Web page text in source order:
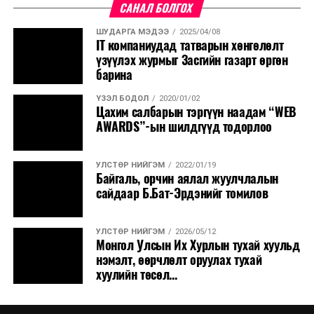
уламжлал ёсоор Сар шинийн баярын дараа хаврын
улиралд хүүхдүүд морио унаад уралддаг жишиг бий.
Угтаа хаврын уралдаан нь нэг талаараа аялал
жуулчлалыг дэмжих чухал ач холбогдолтой байсан.
Гадаад, дотоодын жуулчид ирэхэд бидний онцлон
үзүүлдэг гол өв соёлын нэг нь морин уралдаан юм.
Үүнийг дагаад монголчуудын дээл хувцасны соёл, эд
хэрэглэл, ахуй зан заншил зэрэг олон соёлыг жуулчид
боломжтой байсан” гэсэн юм.
Монгол Улсын Тод манлай уяач Н.Даш-Өлзий “Морин
уралдааныг бид санаачилж зохиогоогүй. Бидний өвөг
дээдэс 2000 гаруй жилийн тэртээгээс зохиож
түүнийгээ хөгжүүлж, хойч үедээ өвлүүлж ирсэн
түүхэн уламжлал юм. Бид ийм арвин түүхтэй ард
түмэн. Монголчууд малчин ард түмэн. Өнөөдөр
САНАЛ БОЛГОХ
ШУДАРГА МЭДЭЭ 2025/04/08
IT компаниудад татварын хөнгөлөлт
үзүүлэх журмыг Засгийн газарт өргөн
барина
ҮЗЭЛ БОДОЛ 2020/01/02
Цахим салбарын тэргүүн наадам “WEB
AWARDS”-ын шилдгүүд тодорлоо
УЛСТӨР НИЙГЭМ 2022/01/19
Байгаль, орчин аялал жуулчлалын
сайдаар Б.Бат-Эрдэнийг томилов
УЛСТӨР НИЙГЭМ 2026/05/12
Монгол Улсын Их Хурлын тухай хуульд
нэмэлт, өөрчлөлт оруулах тухай
хуулийн төсөл...